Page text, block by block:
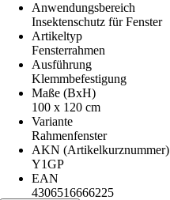
Anwendungsbereich
Insektenschutz für Fenster
Artikeltyp
Fensterrahmen
Ausführung
Klemmbefestigung
Maße (BxH)
100 x 120 cm
Variante
Rahmenfenster
AKN (Artikelkurznummer)
Y1GP
EAN
4306516666225